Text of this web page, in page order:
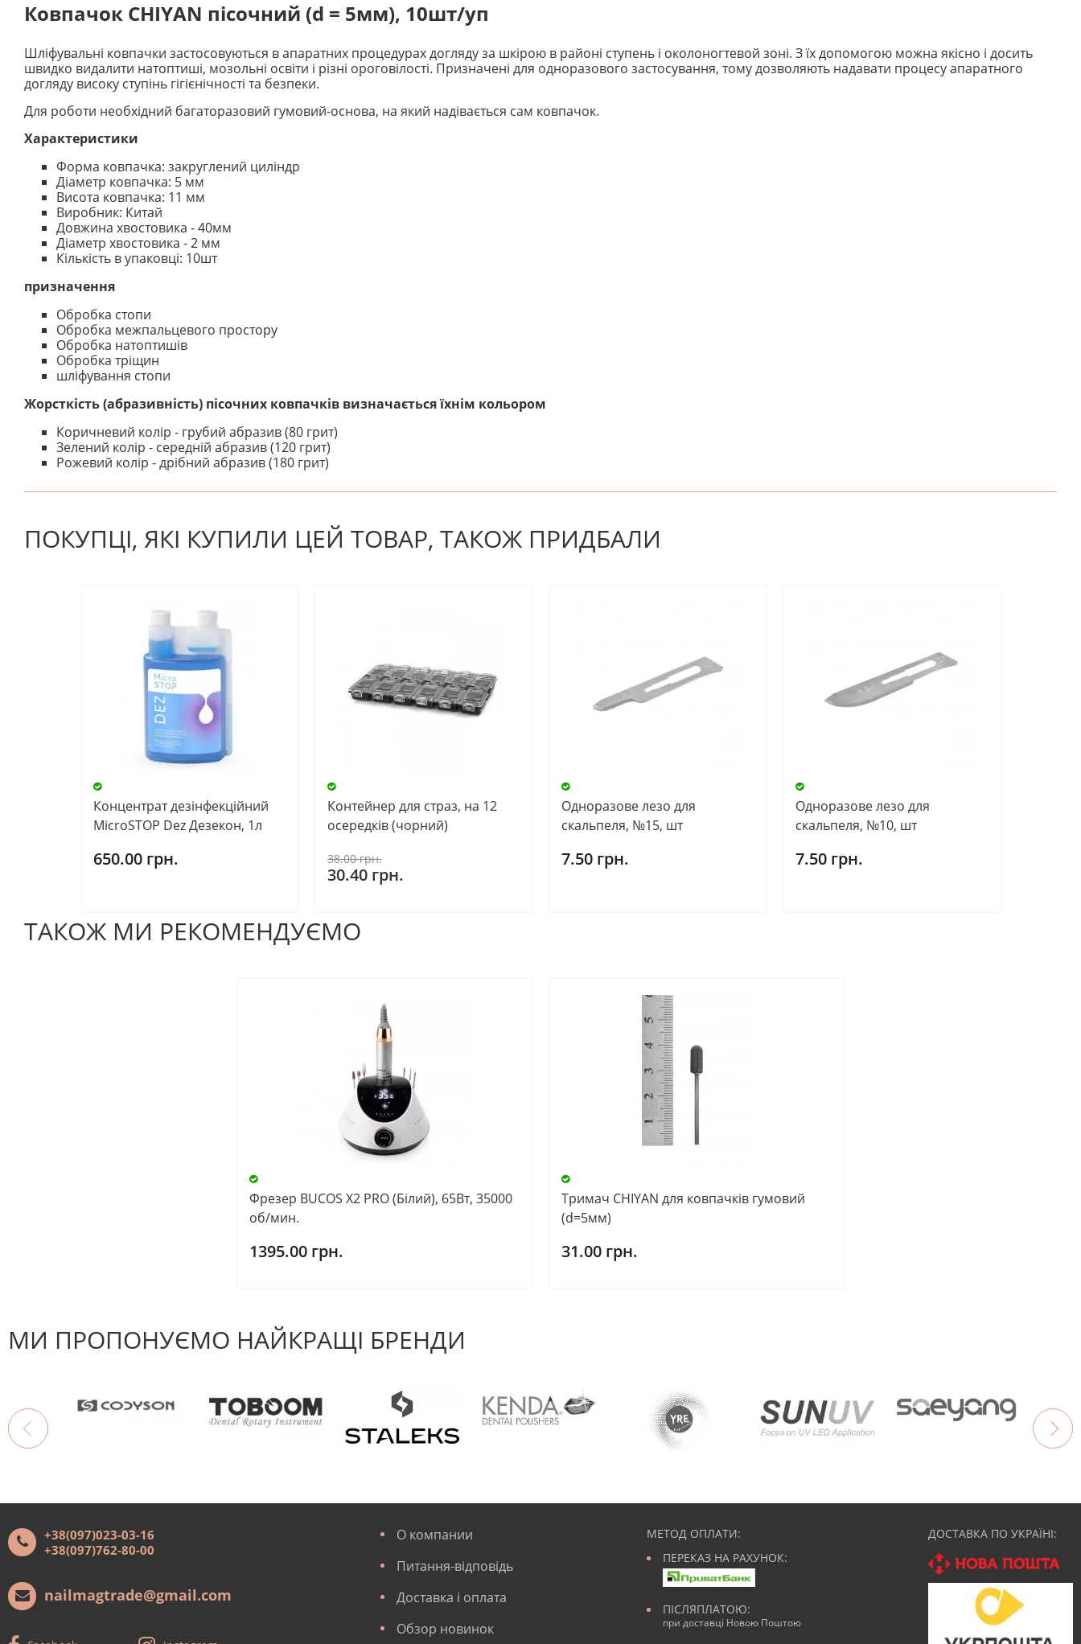
Ковпачок CHIYAN пісочний (d = 5мм), 10шт/уп
Шліфувальні ковпачки застосовуються в апаратних процедурах догляду за шкірою в районі ступень і околоногтевой зоні. З їх допомогою можна якісно і досить
швидко видалити натоптиші, мозольні освіти і різні ороговілості. Призначені для одноразового застосування, тому дозволяють надавати процесу апаратного
догляду високу ступінь гігієнічності та безпеки.
Для роботи необхідний багаторазовий гумовий-основа, на який надівається сам ковпачок.
Характеристики
Форма ковпачка: закруглений циліндр
Діаметр ковпачка: 5 мм
Висота ковпачка: 11 мм
Виробник: Китай
Довжина хвостовика - 40мм
Діаметр хвостовика - 2 мм
Кількість в упаковці: 10шт
призначення
Обробка стопи
Обробка межпальцевого простору
Обробка натоптишів
Обробка тріщин
шліфування стопи
Жорсткість (абразивність) пісочних ковпачків визначається їхнім кольором
Коричневий колір - грубий абразив (80 грит)
Зелений колір - середній абразив (120 грит)
Рожевий колір - дрібний абразив (180 грит)
На даний час немає відгуків. Ви можете стати першим! Будьте першим, хто напише відгук.
ПОКУПЦІ, ЯКІ КУПИЛИ ЦЕЙ ТОВАР, ТАКОЖ ПРИДБАЛИ
Концентрат дезінфекційний
MicroSTOP Dez Дезекон, 1л
650.00 грн.
Контейнер для страз, на 12
осередків (чорний)
38.00 грн.
30.40 грн.
Одноразове лезо для
скальпеля, №15, шт
7.50 грн.
Одноразове лезо для
скальпеля, №10, шт
7.50 грн.
ТАКОЖ МИ РЕКОМЕНДУЄМО
Фрезер BUCOS X2 PRO (Білий), 65Вт, 35000
об/мин.
1395.00 грн.
Тримач CHIYAN для ковпачків гумовий
(d=5мм)
31.00 грн.
МИ ПРОПОНУЄМО НАЙКРАЩІ БРЕНДИ
+38(097)023-03-16
+38(097)762-80-00
nailmagtrade@gmail.com
О компании
Питання-відповідь
Доставка і оплата
Обзор новинок
МЕТОД ОПЛАТИ:
ПЕРЕКАЗ НА РАХУНОК:
ПІСЛЯПЛАТОЮ:
при доставці Новою Поштою
ДОСТАВКА ПО УКРАЇНІ: